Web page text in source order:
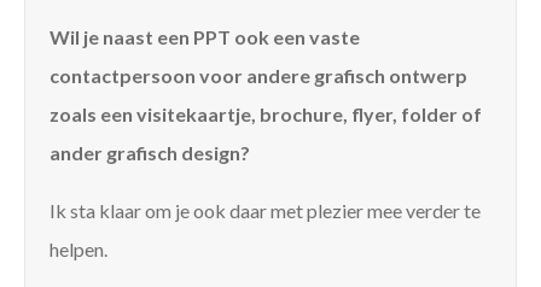
Wil je naast een PPT ook een vaste
contactpersoon voor andere grafisch ontwerp
zoals een visitekaartje, brochure, flyer, folder of
ander grafisch design?
Ik sta klaar om je ook daar met plezier mee verder te
helpen.